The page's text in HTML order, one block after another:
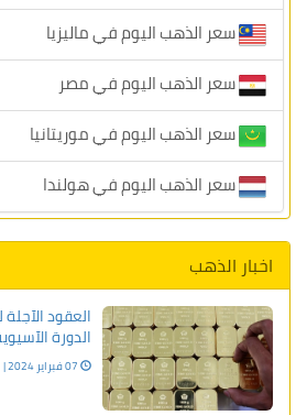
سعر الذهب اليوم في ماليزيا
سعر الذهب اليوم في مصر
سعر الذهب اليوم في موريتانيا
سعر الذهب اليوم في هولندا
اخبار الذهب
العقود
الدورة